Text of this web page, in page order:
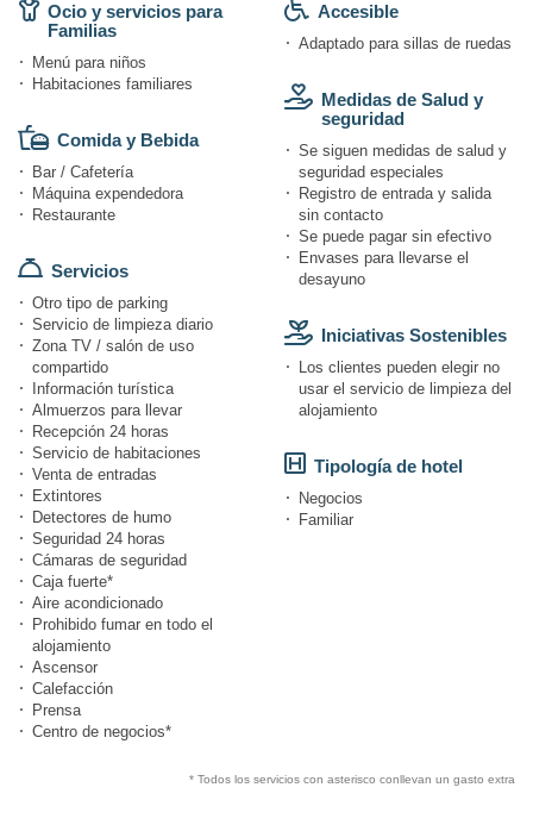
Ocio y servicios para
Familias
Menú para niños
Habitaciones familiares
Comida y Bebida
Bar / Cafetería
Máquina expendedora
Restaurante
Servicios
Otro tipo de parking
Servicio de limpieza diario
Zona TV / salón de uso
compartido
Información turística
Almuerzos para llevar
Recepción 24 horas
Servicio de habitaciones
Venta de entradas
Extintores
Detectores de humo
Seguridad 24 horas
Cámaras de seguridad
Caja fuerte*
Aire acondicionado
Prohibido fumar en todo el
alojamiento
Ascensor
Calefacción
Prensa
Centro de negocios*
Accesible
Adaptado para sillas de ruedas
Medidas de Salud y
seguridad
Se siguen medidas de salud y
seguridad especiales
Registro de entrada y salida
sin contacto
Se puede pagar sin efectivo
Envases para llevarse el
desayuno
Iniciativas Sostenibles
Los clientes pueden elegir no
usar el servicio de limpieza del
alojamiento
Tipología de hotel
Negocios
Familiar
* Todos los servicios con asterisco conllevan un gasto extra